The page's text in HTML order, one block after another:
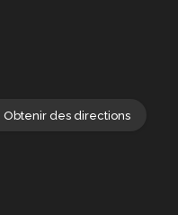
Obtenir des directions